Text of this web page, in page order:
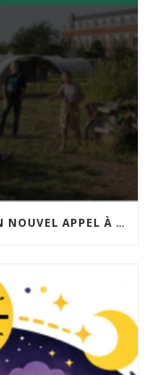
« INSPIRONS LE QUARTIER » : UN NOUVEL APPEL À PROJETS EST LANCÉ !